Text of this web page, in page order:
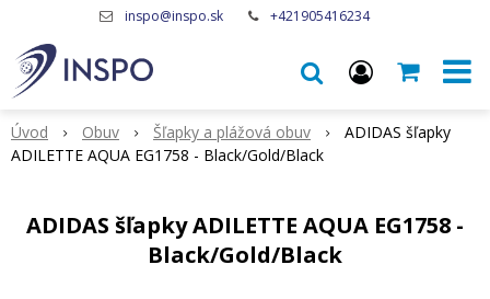
inspo@inspo.sk +421905416234
Úvod Obuv Šľapky a plážová obuv
ADIDAS šľapky
ADILETTE AQUA EG1758 - Black/Gold/Black
ADIDAS šľapky ADILETTE AQUA EG1758 -
Black/Gold/Black